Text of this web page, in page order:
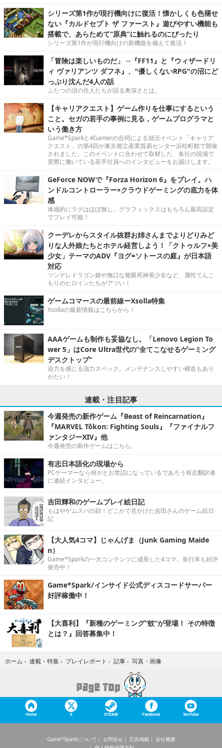
シリーズ第1作が現行機向けに復活！懐かしくも色褪せ
ない『カルドセプト ザ ファースト』遊びやすい機能も
搭載で、あらためて“原典”に触れるのにぴったり
シリーズ第1作が現行機向けの新機能を備えて復活！
「冒険は楽しいものだ」 ─『FF11』と『ウィザードリ
ィ ヴァリアンツ ダフネ』、"優しくないRPG"の沼にど
っぷり沈んだ4人の話
ふたつの沼の住人たちが語る奥深さとは。
【キャリアクエスト】ゲーム作りを仕事にするという
こと。セガの若手の事例に見る，ゲームプログラマと
いう働き方
Game*Sparkと4Gamerの合同による就活イベント「キャリア
クエスト」の第4回が東京都立産業貿易センター浜松町館で開催
されました。このイベントに合わせて取材した、各社の現場で
実際に働いている若手社員へのインタビューをお届けします。
GeForce NOWで『Forza Horizon 6』をプレイ。ハ
ンドルコントローラー×クラウドゲーミングの底力を体
感
体感的にラグはほぼ無し。グラフィックスはもちろん最高設定
でプレイ可能！
クーデレからスタイル抜群お姉さんまでよりどりみど
りな人外娘たちとホテル経営しよう！「クトゥルフ×美
少女」テーマのADV『ヨグ=ソトースの庭』が日本語
対応
ツンデレドラゴン娘や無口な複眼死神美少女など、属性てんこ
もりのヒロインたちがアツい！
ゲームコマースの最前線ーXsolla特集
Xsollaの最新情報はこちらから！
AAAゲームも制作も妥協なし。「Lenovo Legion To
wer 5」はCore Ultra世代の“全てこなせるゲーミング
デスクトップ”
迫力を感じる強力スペック。メンテナンスしやすい構造もあり
がたい！
連載・注目記事
今週発売の新作ゲーム『Beast of Reincarnation』
『MARVEL Tōkon: Fighting Souls』『ファイナルフ
ァンタジーXIV』他
今週発売の新作ゲームはこちら。
有志日本語化の現場から
PCゲーマーなら何かとお世話になっているであろう有志翻訳者
に連続インタビュー。
吉田輝和のゲームプレイ絵日記
もはやゲムスパの顔！どこかで見かけた吉田さんのゲーム絵日
記
【大人気4コマ】じゃんげま（Junk Gaming Maide
n）
Game*Sparkの一大コンテンツに成長した4コマ。単行本も好評
発売中！
Game*Spark/インサイド公式ディスコードサーバー
好評稼働中！
【大喜利】『新種のゲーミング“蚊”が登場！ その特徴
とは？』回答募集中！
ホーム › 連載・特集 › プレイレポート › 記事 › 写真・画像
Home X STEAM Facebook YouTube
Game*Sparkについて お問合せ 広告掲載
会社概要